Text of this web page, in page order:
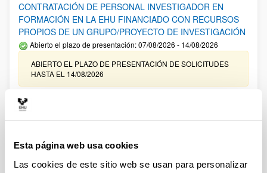
Esta página web usa cookies
Las cookies de este sitio web se usan para personalizar
CONTRATACIÓN DE PERSONAL INVESTIGADOR EN
FORMACIÓN EN LA EHU FINANCIADO CON RECURSOS
PROPIOS DE UN GRUPO/PROYECTO DE INVESTIGACIÓN
Abierto el plazo de presentación: 07/08/2026 - 14/08/2026
ABIERTO EL PLAZO DE PRESENTACIÓN DE SOLICITUDES
HASTA EL 14/08/2026
Ayudas para financiación de la adquisición y renovación de
infraestructura científica y fondos bibliográficos en la
Trámite abierto
25/03/2026: Corrección de errores del listado provisional de
solicitudes admitidas y excluidas. 23/03/2026: Relación